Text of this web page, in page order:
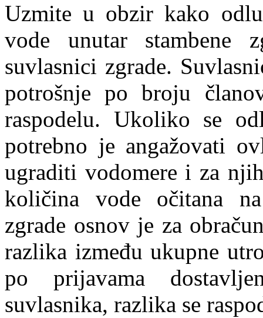
Uzmite u obzir kako
vode unutar stambene
suvlasnici zgrade.
potrošnje po broju
raspodelu. Ukoliko se
potrebno je angažovati
ugraditi vodomere i za
količina vode očitana
zgrade osnov je za
razlika između ukupne
po prijavama
suvlasnika, razlika se